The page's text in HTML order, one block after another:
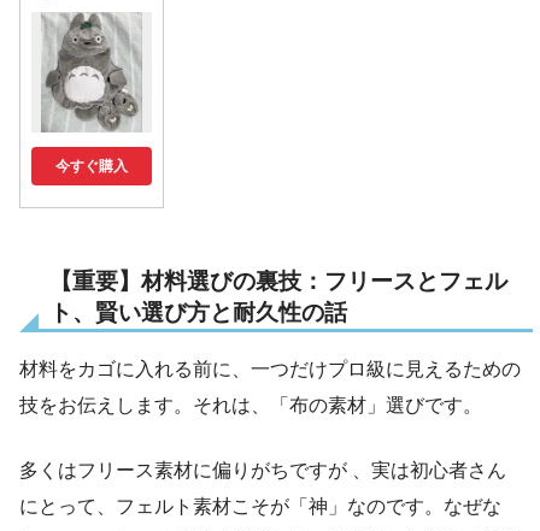
今すぐ購入
【重要】材料選びの裏技：フリースとフェル
ト、賢い選び方と耐久性の話
材料をカゴに入れる前に、一つだけプロ級に見えるための
技をお伝えします。それは、「布の素材」選びです。
多くはフリース素材に偏りがちですが 、実は初心者さん
にとって、フェルト素材こそが「神」なのです。なぜな